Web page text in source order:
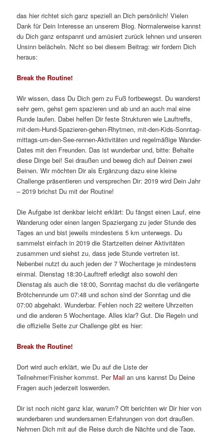
das hier richtet sich ganz speziell an Dich persönlich! Vielen
Dank für Dein Interesse an unserem Blog. Normalerweise kannst
du Dich ganz entspannt und amüsiert zurück lehnen und unseren
Unsinn belächeln. Nicht so bei diesem Beitrag: wir fordern Dich
heraus:
Break the Routine!
Wir wissen, dass Du Dich gern zu Fuß fortbewegst. Du wanderst
sehr gern, gehst gern spazieren und ab und an auch mal eine
Runde laufen. Dabei helfen Dir feste Strukturen wie Lauftreffs,
mit-dem-Hund-Spazieren-gehen-Rhytmen, mit-den-Kids-Sonntag-
mittags-um-den-See-rennen-Aktivitäten und regelmäßige Wander-
Dates mit den Freunden. Das ist wunderbar und, bitte: Behalte
diese Dinge bei! Sei draußen und beweg dich auf Deinen zwei
Beinen. Wir möchten Dir als Ergänzung dazu eine kleine
Challenge präsentieren und versprechen Dir: 2019 wird Dein Jahr
– 2019 brichst Du mit der Routine!
Die Aufgabe ist denkbar leicht erklärt: Du fängst einen Lauf, eine
Wanderung oder einen langen Spaziergang zu jeder Stunde des
Tages an und bist jeweils mindestens 5 km unterwegs. Du
sammelst einfach in 2019 die Startzeiten deiner Aktivitäten
zusammen und siehst zu, dass jede Stunde vertreten ist.
Nebenbei nutzt du auch jeden der 7 Wochentage je mindestens
einmal. Dienstag 18:30-Lauftreff erledigt also sowohl den
Dienstag als auch die 18:00, Sonntag machst du die verlängerte
Brötchenrunde um 07:48 und schon sind der Sonntag und die
07:00 abgehakt. Wunderbar. Fehlen noch 22 weitere Uhrzeiten
und die anderen 5 Wochentage. Alles klar? Gut. Die Regeln und
die offizielle Seite zur Challenge gibt es hier:
Break the Routine!
Dort wird auch erklärt, wie Du auf die Liste der
Teilnehmer/Finisher kommst. Per Mail an uns kannst Du Deine
Fragen auch jederzeit loswerden.
Dir ist noch nicht ganz klar, warum? Oft berichten wir Dir hier von
wunderbaren und wundersamen Erfahrungen von dort draußen.
Nehmen Dich mit auf die Reise durch die Nächte und die Tage,